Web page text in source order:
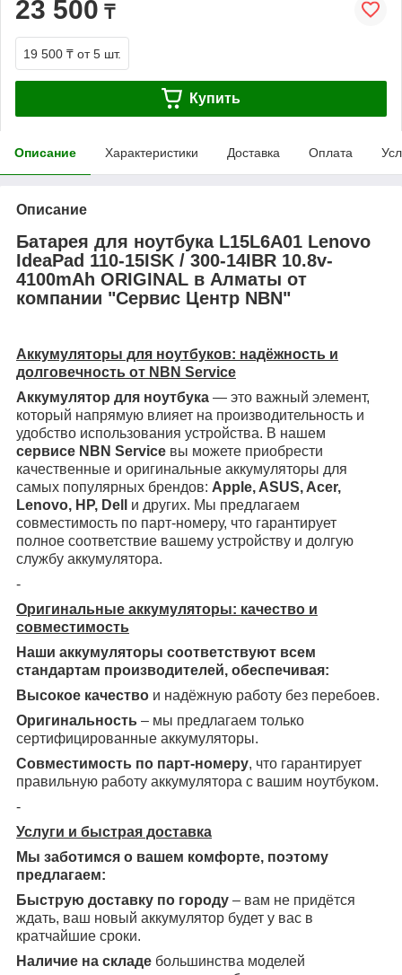
23 500 ₸
19 500 ₸ от 5 шт.
Купить
Описание Характеристики Доставка Оплата
Описание
Батарея для ноутбука L15L6A01 Lenovo
IdeaPad 110-15ISK / 300-14IBR 10.8v-
4100mAh ORIGINAL в Алматы от
компании "Сервис Центр NBN"
Аккумуляторы для ноутбуков: надёжность и
долговечность от NBN Service
Аккумулятор для ноутбука — это важный элемент,
который напрямую влияет на производительность и
удобство использования устройства. В нашем
сервисе NBN Service вы можете приобрести
качественные и оригинальные аккумуляторы для
самых популярных брендов: Apple, ASUS, Acer,
Lenovo, HP, Dell и других. Мы предлагаем
совместимость по парт-номеру, что гарантирует
полное соответствие вашему устройству и долгую
службу аккумулятора.
-
Оригинальные аккумуляторы: качество и
совместимость
Наши аккумуляторы соответствуют всем
стандартам производителей, обеспечивая:
Высокое качество и надёжную работу без перебоев.
Оригинальность – мы предлагаем только
сертифицированные аккумуляторы.
Совместимость по парт-номеру, что гарантирует
правильную работу аккумулятора с вашим ноутбуком.
-
Услуги и быстрая доставка
Мы заботимся о вашем комфорте, поэтому
предлагаем:
Быструю доставку по городу – вам не придётся
ждать, ваш новый аккумулятор будет у вас в
кратчайшие сроки.
Наличие на складе большинства моделей